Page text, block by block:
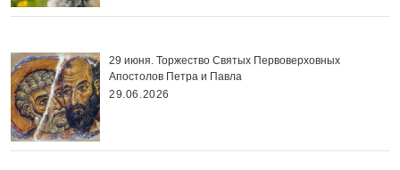
29 июня. Торжество Святых Первоверховных
Апостолов Петра и Павла
29.06.2026